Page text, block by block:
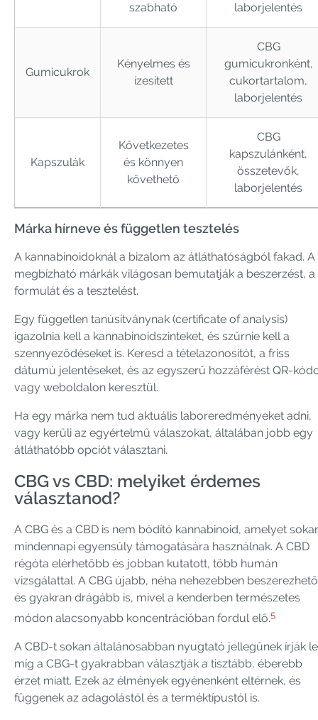
szabható
laborjelentés
Gumicukrok
Kényelmes és
ízesített
CBG
gumicukronként,
cukortartalom,
laborjelentés
Kapszulák
Következetes
és könnyen
követhető
CBG
kapszulánként,
összetevők,
laborjelentés
Márka hírneve és független tesztelés
A kannabinoidoknál a bizalom az átláthatóságból fakad. A
megbízható márkák világosan bemutatják a beszerzést, a
formulát és a tesztelést.
Egy független tanúsítványnak (certificate of analysis)
igazolnia kell a kannabinoidszinteket, és szűrnie kell a
szennyeződéseket is. Keresd a tételazonosítót, a friss
dátumú jelentéseket, és az egyszerű hozzáférést QR-
vagy weboldalon keresztül.
Ha egy márka nem tud aktuális laboreredményeket adni,
vagy kerüli az egyértelmű válaszokat, általában jobb egy
átláthatóbb opciót választani.
CBG vs CBD: melyiket érdemes
választanod?
A CBG és a CBD is nem bódító kannabinoid, amelyet
mindennapi egyensúly támogatására használnak. A CBD
régóta elérhetőbb és jobban kutatott, több humán
vizsgálattal. A CBG újabb, néha nehezebben
és gyakran drágább is, mivel a kenderben természetes
módon alacsonyabb koncentrációban fordul elő.5
A CBD-t sokan általánosabban nyugtató jellegűnek írják
míg a CBG-t gyakrabban választják a tisztább, éberebb
érzet miatt. Ezek az élmények egyénenként eltérnek, és
függenek az adagolástól és a terméktípustól is.